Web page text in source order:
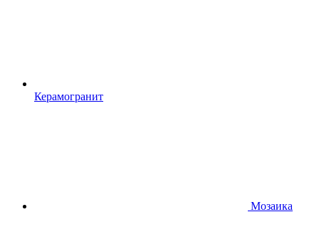
Керамогранит
Мозаика